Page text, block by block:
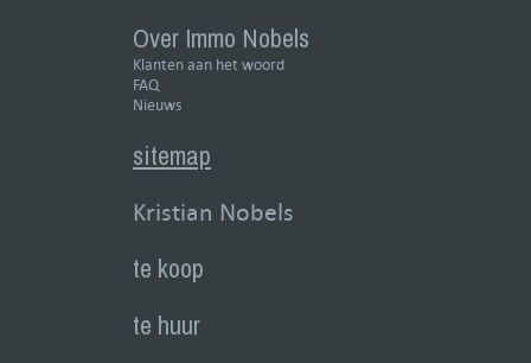
Over Immo Nobels
Klanten aan het woord
FAQ
Nieuws
sitemap
Kristian Nobels
te koop
te huur